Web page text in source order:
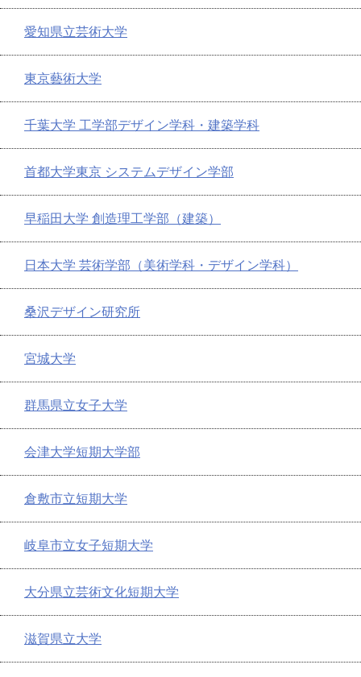
愛知県立芸術大学
東京藝術大学
千葉大学 工学部デザイン学科・建築学科
首都大学東京 システムデザイン学部
早稲田大学 創造理工学部（建築）
日本大学 芸術学部（美術学科・デザイン学科）
桑沢デザイン研究所
宮城大学
群馬県立女子大学
会津大学短期大学部
倉敷市立短期大学
岐阜市立女子短期大学
大分県立芸術文化短期大学
滋賀県立大学